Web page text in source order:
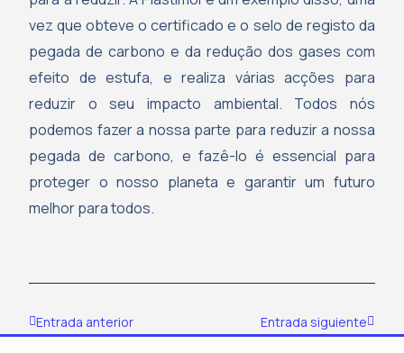
vez que obteve o certificado e o selo de registo da
pegada de carbono e da redução dos gases com
efeito de estufa, e realiza várias acções para
reduzir o seu impacto ambiental. Todos nós
podemos fazer a nossa parte para reduzir a nossa
pegada de carbono, e fazê-lo é essencial para
proteger o nosso planeta e garantir um futuro
melhor para todos.
Entrada anterior
Entrada siguiente